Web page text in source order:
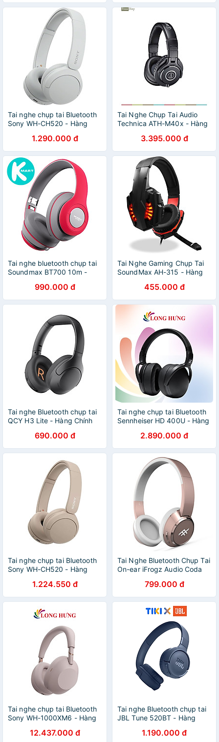
Tai nghe chụp tai Bluetooth
Sony WH-CH520 - Hàng
1.290.000 đ
Tai Nghe Chụp Tai Audio
Technica ATH-M40x - Hàng
3.395.000 đ
Tai nghe bluetooth chụp tai
Soundmax BT700 10m -
990.000 đ
Tai Nghe Gaming Chụp Tai
SoundMax AH-315 - Hàng
455.000 đ
Tai nghe Bluetooth chụp tai
QCY H3 Lite - Hàng Chính
690.000 đ
Tai nghe chụp tai Bluetooth
Sennheiser HD 400U - Hàng
2.890.000 đ
Tai nghe chụp tai Bluetooth
Sony WH-CH520 - Hàng
1.224.550 đ
Tai Nghe Bluetooth Chụp Tai
On-ear iFrogz Audio Coda
799.000 đ
Tai nghe chụp tai Bluetooth
Sony WH-1000XM6 - Hàng
12.437.000 đ
Tai nghe Bluetooth chụp tai
JBL Tune 520BT - Hàng
1.190.000 đ